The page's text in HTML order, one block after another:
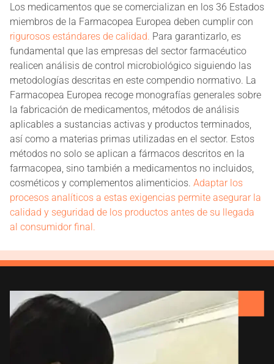
Los medicamentos que se comercializan en los 36 Estados
miembros de la Farmacopea Europea deben cumplir con
rigurosos estándares de calidad. Para garantizarlo, es
fundamental que las empresas del sector farmacéutico
realicen análisis de control microbiológico siguiendo las
metodologías descritas en este compendio normativo. La
Farmacopea Europea recoge monografías generales sobre
la fabricación de medicamentos, métodos de análisis
aplicables a sustancias activas y productos terminados,
así como a materias primas utilizadas en el sector. Estos
métodos no solo se aplican a fármacos descritos en la
farmacopea, sino también a medicamentos no incluidos,
cosméticos y complementos alimenticios. Adaptar los
procesos analíticos a estas exigencias permite asegurar la
calidad y seguridad de los productos antes de su llegada
al consumidor final.